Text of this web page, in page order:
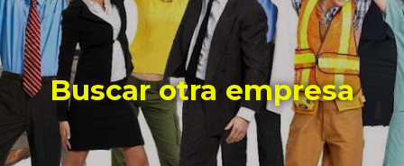
Buscar otra empresa